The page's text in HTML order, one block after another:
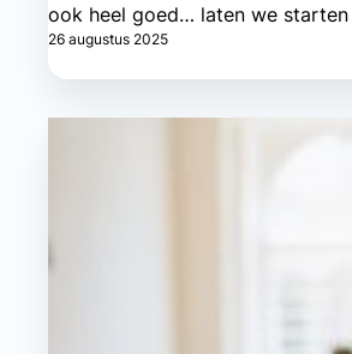
ook heel goed… laten we
26 augustus 2025